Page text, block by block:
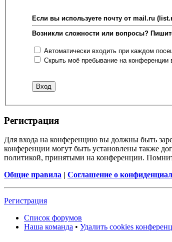
Если вы используете почту от mail.ru
Возникли сложности или вопросы?
Автоматически входить при каждом
Скрыть моё пребывание на конференции
Регистрация
Для входа на конференцию вы должны быть
конференции могут быть установлены также
политикой, принятыми на конференции.
Общие правила | Соглашение о
Регистрация
Список форумов
Наша команда • Удалить cookies